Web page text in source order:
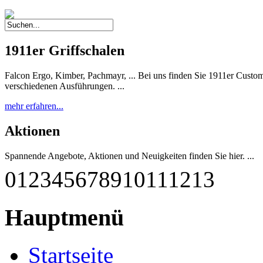
1911er Griffschalen
Falcon Ergo, Kimber, Pachmayr, ... Bei uns finden Sie 1911er
verschiedenen Ausführungen. ...
mehr erfahren...
Aktionen
Spannende Angebote, Aktionen und Neuigkeiten finden Sie hier. ...
mehr erfahren...
Diese einzigartige Pistole wurde nach deutschen
mehr erfahren...
012345678910111213
Hauptmenü
Startseite